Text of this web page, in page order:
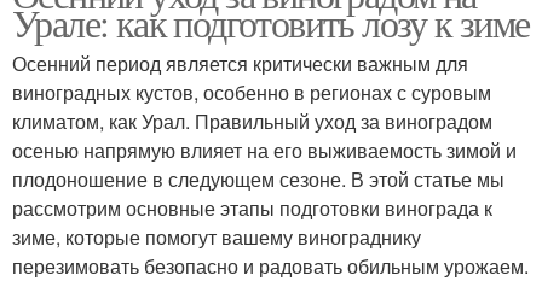
Урале: как подготовить лозу к зиме
Осенний период является критически важным для
виноградных кустов, особенно в регионах с суровым
климатом, как Урал. Правильный уход за виноградом
осенью напрямую влияет на его выживаемость зимой и
плодоношение в следующем сезоне. В этой статье мы
рассмотрим основные этапы подготовки винограда к
зиме, которые помогут вашему винограднику
перезимовать безопасно и радовать обильным урожаем.